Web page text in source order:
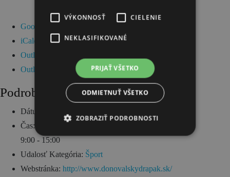
Google Kalendár
iCalendar
Outlook 365
Outlook Live
Podrobnosti
Dátum:
Čas:
9:00 - 15:00
Udalosť Kategória: Šport
Webstránka: http://www.donovalskydrapak.sk/
VÝKONNOSŤ CIELENIE
NEKLASIFIKOVANÉ
PRIJAŤ VŠETKO
ODMIETNUŤ VŠETKO
ZOBRAZIŤ PODROBNOSTI